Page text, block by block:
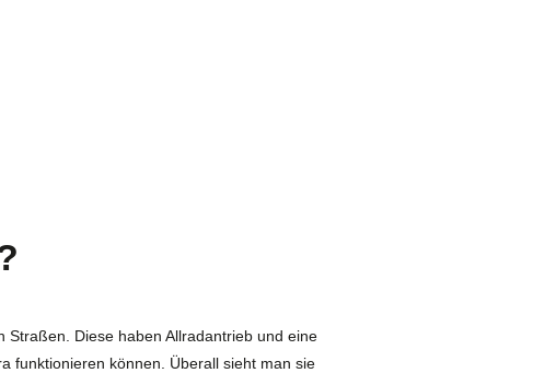
Diese haben Allradantrieb und eine
funktionieren können. Überall sieht man sie